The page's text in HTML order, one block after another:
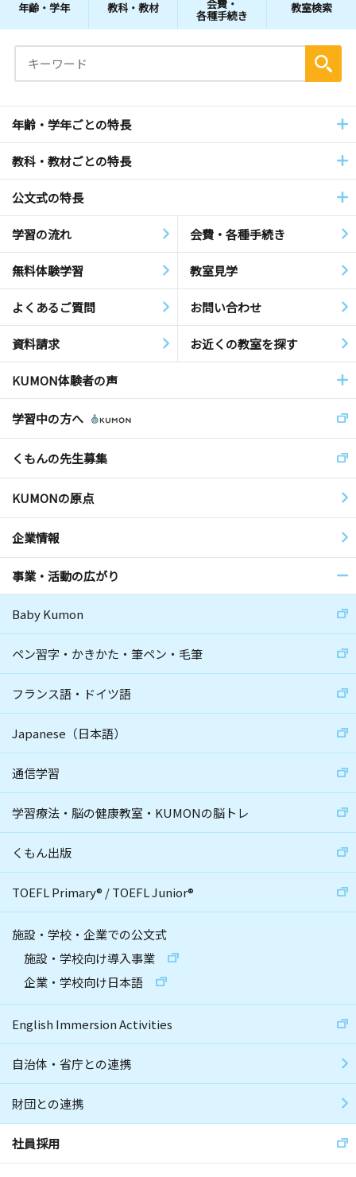
年齢・学年 教科・教材 会費・
各種手続き
教室検索
年齢・学年ごとの特長
教科・教材ごとの特長
公文式の特長
学習の流れ 会費・各種手続き
無料体験学習 教室見学
よくあるご質問 お問い合わせ
資料請求 お近くの教室を探す
KUMON体験者の声
学習中の方へ
くもんの先生募集
KUMONの原点
企業情報
事業・活動の広がり
Baby Kumon
ペン習字・かきかた・筆ペン・毛筆
フランス語・ドイツ語
Japanese（日本語）
通信学習
学習療法・脳の健康教室・KUMONの脳トレ
くもん出版
TOEFL Primary® /TOEFL Junior®
施設・学校・企業での公文式
施設・学校向け導入事業
企業・学校向け日本語
English Immersion Activities
自治体・省庁との連携
財団との連携
社員採用